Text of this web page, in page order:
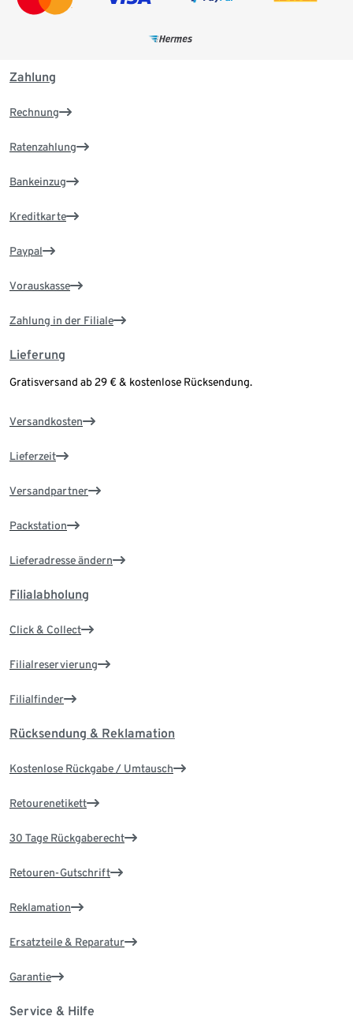
Zahlung
Rechnung
Ratenzahlung
Bankeinzug
Kreditkarte
Paypal
Vorauskasse
Zahlung in der Filiale
Lieferung
Gratisversand ab 29 € & kostenlose Rücksendung.
Versandkosten
Lieferzeit
Versandpartner
Packstation
Lieferadresse ändern
Filialabholung
Click & Collect
Filialreservierung
Filialfinder
Rücksendung & Reklamation
Kostenlose Rückgabe / Umtausch
Retourenetikett
30 Tage Rückgaberecht
Retouren-Gutschrift
Reklamation
Ersatzteile & Reparatur
Garantie
Service & Hilfe